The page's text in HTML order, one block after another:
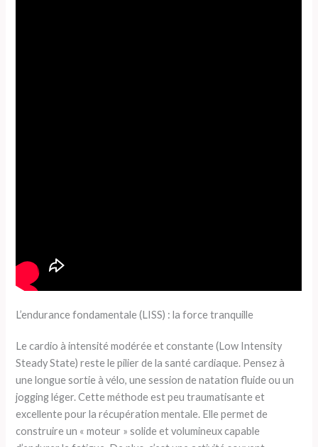
L’endurance fondamentale (LISS) : la force tranquille
Le cardio à intensité modérée et constante (Low Intensity
Steady State) reste le pilier de la santé cardiaque. Pensez à
une longue sortie à vélo, une session de natation fluide ou un
jogging léger. Cette méthode est peu traumatisante et
excellente pour la récupération mentale. Elle permet de
construire un « moteur » solide et volumineux capable